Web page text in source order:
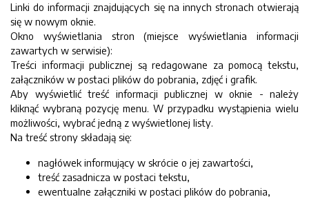
Linki do informacji znajdujących się na innych stronach otwierają
się w nowym oknie.
Okno wyświetlania stron (miejsce wyświetlania informacji
zawartych w serwisie):
Treści informacji publicznej są redagowane za pomocą tekstu,
załączników w postaci plików do pobrania, zdjęć i grafik.
Aby wyświetlić treść informacji publicznej w oknie - należy
kliknąć wybraną pozycję menu. W przypadku wystąpienia wielu
możliwości, wybrać jedną z wyświetlonej listy.
Na treść strony składają się:
nagłówek informujący w skrócie o jej zawartości,
treść zasadnicza w postaci tekstu,
ewentualne załączniki w postaci plików do pobrania,